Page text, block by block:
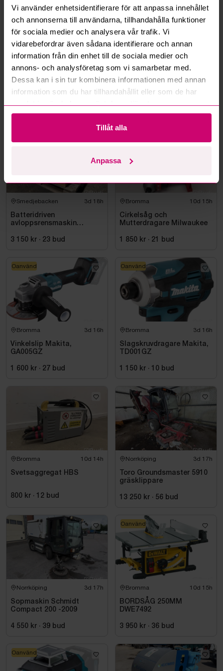
Vi använder enhetsidentifierare för att anpassa innehållet
och annonserna till användarna, tillhandahålla funktioner
för sociala medier och analysera vår trafik. Vi
vidarebefordrar även sådana identifierare och annan
information från din enhet till de sociala medier och
annons- och analysföretag som vi samarbetar med.
Dessa kan i sin tur kombinera informationen med annan
information som du har tillhandahållit eller som de har
samlat in när du har använt deras tjänster.
Tillåt alla
Anpassa
Kan jag ångra ett bud?
Kan ni frakta mina vunna objekt?
Läs fler frågor och svar
Mer från samma kategori
Smedjebacken 3d 18h
Batteridriven
avloppsrensmaskin
FSSM-121 | Oanvänd
3 150 kr · 23 bud
Bromma 10d 15h
Cirkelsåg och
Mutterdragare Milwaukee
1 850 kr · 21 bud
Bromma 3d 16h
Vinkelslip Makita,
GA005GZ
1 600 kr · 27 bud
Oanvänd
Bromma 3d 16h
Slagskruvdragare Makita,
TD001GZ
1 150 kr · 10 bud
Oanvänd
Bromma 10d 14h
Svetsaggregat HBS
800 kr · 12 bud
Norrköping 3d 17h
Toro Groundsmaster 5910
gräsklippare
13 250 kr · 56 bud
Norrköping 3d 17h
Sopmaskin Schmidt
Compact 200 -2009
4 550 kr · 39 bud
Bromma 10d 15h
BORDSÅG 250MM
DWE7492
3 950 kr · 36 bud
Oanvänd
Oanvänd